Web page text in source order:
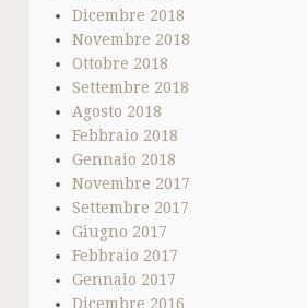
Dicembre 2018
Novembre 2018
Ottobre 2018
Settembre 2018
Agosto 2018
Febbraio 2018
Gennaio 2018
Novembre 2017
Settembre 2017
Giugno 2017
Febbraio 2017
Gennaio 2017
Dicembre 2016